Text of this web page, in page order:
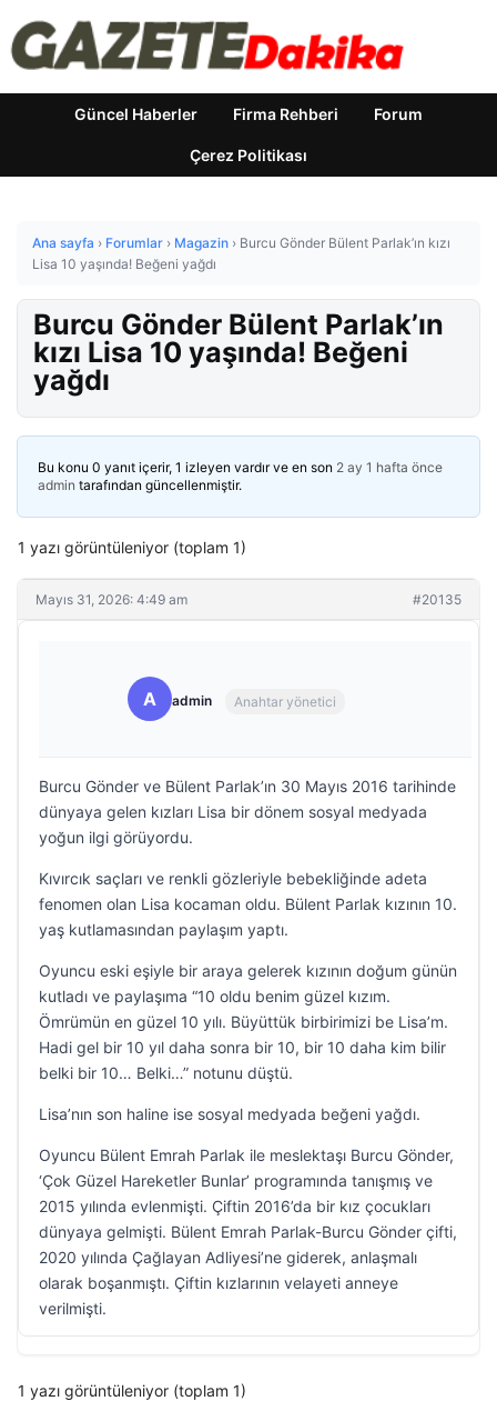
Güncel Haberler Firma Rehberi Forum
Çerez Politikası
Ana sayfa › Forumlar › Magazin › Burcu Gönder Bülent Parlak’ın kızı
Lisa 10 yaşında! Beğeni yağdı
Burcu Gönder Bülent Parlak’ın
kızı Lisa 10 yaşında! Beğeni
yağdı
Bu konu 0 yanıt içerir, 1 izleyen vardır ve en son 2 ay 1 hafta önce
admin tarafından güncellenmiştir.
1 yazı görüntüleniyor (toplam 1)
Mayıs 31, 2026: 4:49 am #20135
A admin Anahtar yönetici
Burcu Gönder ve Bülent Parlak’ın 30 Mayıs 2016 tarihinde
dünyaya gelen kızları Lisa bir dönem sosyal medyada
yoğun ilgi görüyordu.
Kıvırcık saçları ve renkli gözleriyle bebekliğinde adeta
fenomen olan Lisa kocaman oldu. Bülent Parlak kızının 10.
yaş kutlamasından paylaşım yaptı.
Oyuncu eski eşiyle bir araya gelerek kızının doğum günün
kutladı ve paylaşıma “10 oldu benim güzel kızım.
Ömrümün en güzel 10 yılı. Büyüttük birbirimizi be Lisa’m.
Hadi gel bir 10 yıl daha sonra bir 10, bir 10 daha kim bilir
belki bir 10… Belki…” notunu düştü.
Lisa’nın son haline ise sosyal medyada beğeni yağdı.
Oyuncu Bülent Emrah Parlak ile meslektaşı Burcu Gönder,
‘Çok Güzel Hareketler Bunlar’ programında tanışmış ve
2015 yılında evlenmişti. Çiftin 2016’da bir kız çocukları
dünyaya gelmişti. Bülent Emrah Parlak-Burcu Gönder çifti,
2020 yılında Çağlayan Adliyesi’ne giderek, anlaşmalı
olarak boşanmıştı. Çiftin kızlarının velayeti anneye
verilmişti.
1 yazı görüntüleniyor (toplam 1)